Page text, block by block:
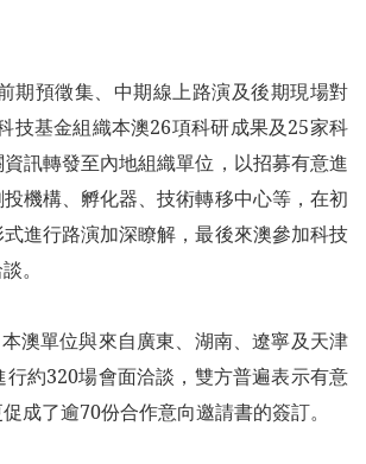
預徵集、中期線上路演及後期現場對
技基金組織本澳26項科研成果及25家科
訊轉發至內地組織單位，以招募有意進
機構、孵化器、技術轉移中心等，在初
進行路演加深瞭解，最後來澳參加科技
。
單位與來自廣東、湖南、遼寧及天津
約320場會面洽談，雙方普遍表示有意
成了逾70份合作意向邀請書的簽訂。